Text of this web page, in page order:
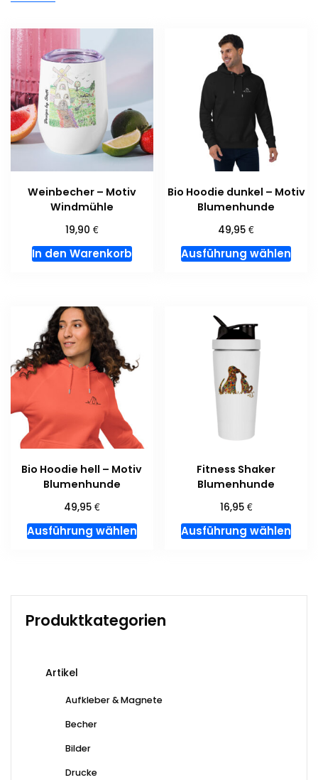
Weinbecher – Motiv
Windmühle
19,90 €
In den Warenkorb
Bio Hoodie dunkel – Motiv
Blumenhunde
49,95€
Ausführung wählen
Bio Hoodie hell – Motiv
Blumenhunde
49,95 €
Ausführung wählenDieses
Produkt
Varianten
auf.
Die
der
Fitness Shaker
Blumenhunde
16,95 €
Ausführung wählen
Produktkategorien
Artikel
Aufkleber & Magnete
Becher
Bilder
Drucke